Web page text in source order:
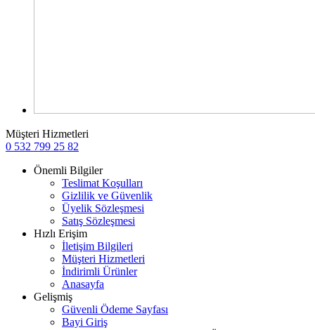
Müşteri Hizmetleri
0 532 799 25 82
Önemli Bilgiler
Teslimat Koşulları
Gizlilik ve Güvenlik
Üyelik Sözleşmesi
Satış Sözleşmesi
Hızlı Erişim
İletişim Bilgileri
Müşteri Hizmetleri
İndirimli Ürünler
Anasayfa
Gelişmiş
Güvenli Ödeme Sayfası
Bayi Giriş